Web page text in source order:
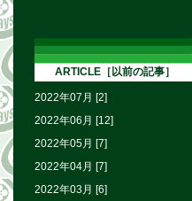
ARTICLE［以前の記事］
2022年07月 [2]
2022年06月 [12]
2022年05月 [7]
2022年04月 [7]
2022年03月 [6]